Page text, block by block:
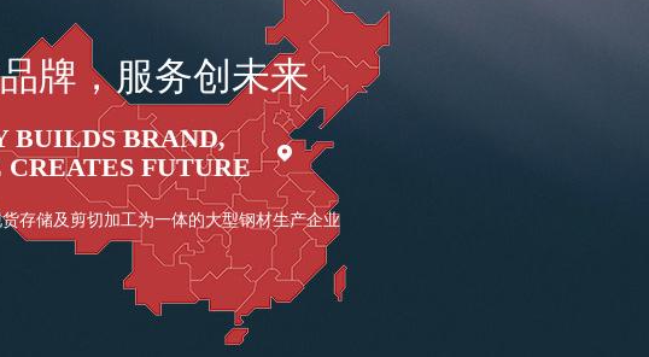
牌，服务创未来
BUILDS BRAND,
CREATES FUTURE
存储及剪切加工为一体的大型钢材生产企业